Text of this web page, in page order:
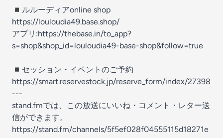
◾️ルルーディアonline shop
https://louloudia49.base.shop/
アプリ:https://thebase.in/to_app?
s=shop&shop_id=louloudia49-base-shop&follow=true
◾️セッション・イベントのご予約
https://smart.reservestock.jp/reserve_form/index/27398
---
stand.fmでは、この放送にいいね・コメント・レター送
信ができます。
https://stand.fm/channels/5f5ef028f04555115d18271e